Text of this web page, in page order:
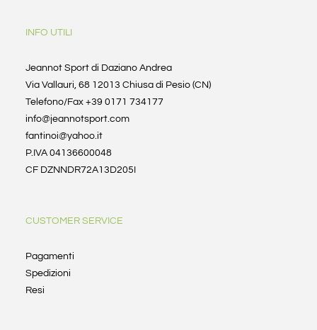
INFO UTILI
Jeannot Sport di Daziano Andrea
Via Vallauri, 68 12013 Chiusa di Pesio (CN)
Telefono/Fax +39 0171 734177
info@jeannotsport.com
fantinoi@yahoo.it
P.IVA 04136600048
CF DZNNDR72A13D205I
CUSTOMER SERVICE
Pagamenti
Spedizioni
Resi